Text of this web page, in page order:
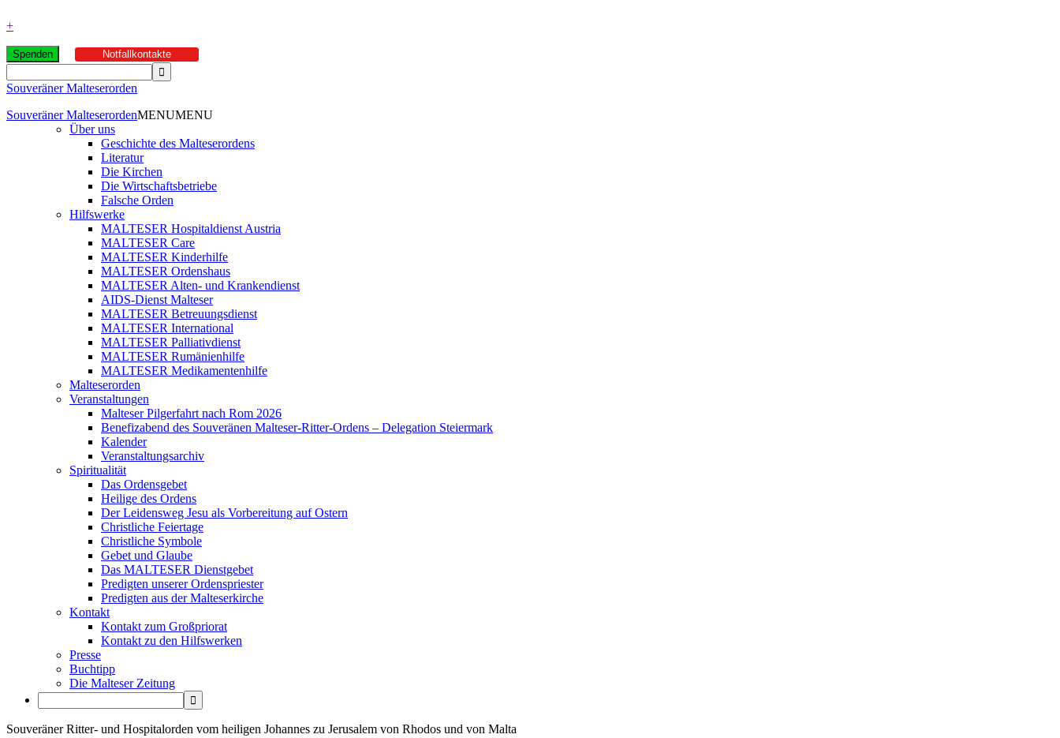
+
Spenden Notfallkontakte
Souveräner Malteserorden
Souveräner MalteserordenMENUMENU
Über uns
Geschichte des Malteserordens
Literatur
Die Kirchen
Die Wirtschaftsbetriebe
Falsche Orden
Hilfswerke
MALTESER Hospitaldienst Austria
MALTESER Care
MALTESER Kinderhilfe
MALTESER Ordenshaus
MALTESER Alten- und Krankendienst
AIDS-Dienst Malteser
MALTESER Betreuungsdienst
MALTESER International
MALTESER Palliativdienst
MALTESER Rumänienhilfe
MALTESER Medikamentenhilfe
Malteserorden
Veranstaltungen
Malteser Pilgerfahrt nach Rom 2026
Benefizabend des Souveränen Malteser-Ritter-Ordens – Delegation Steiermark
Kalender
Veranstaltungsarchiv
Spiritualität
Das Ordensgebet
Heilige des Ordens
Der Leidensweg Jesu als Vorbereitung auf Ostern
Christliche Feiertage
Christliche Symbole
Gebet und Glaube
Das MALTESER Dienstgebet
Predigten unserer Ordenspriester
Predigten aus der Malteserkirche
Kontakt
Kontakt zum Großpriorat
Kontakt zu den Hilfswerken
Presse
Buchtipp
Die Malteser Zeitung
Souveräner Ritter- und Hospitalorden vom heiligen Johannes zu Jerusalem von Rhodos und von Malta